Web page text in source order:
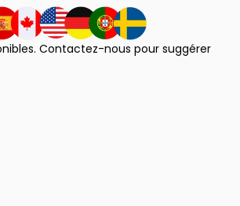
Contactez-nous pour suggérer